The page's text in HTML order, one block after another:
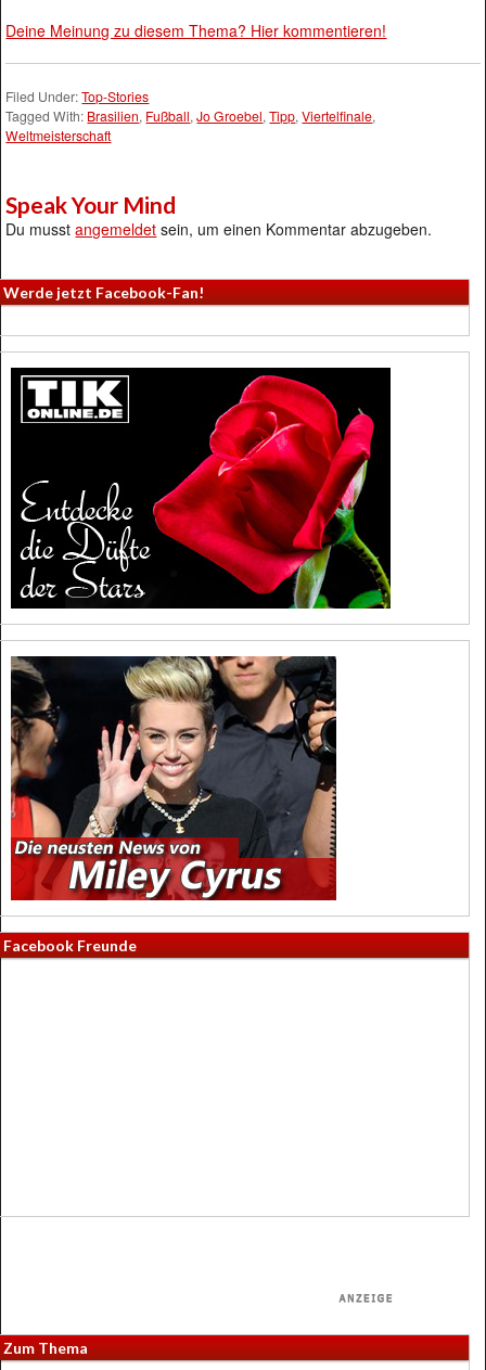
Deine Meinung zu diesem Thema? Hier kommentieren!
Filed Under:Top-Stories
Tagged With: Brasilien, Fußball,Jo Groebel,Tipp,Viertelfinale,
Weltmeisterschaft
Speak Your Mind
Du musstangemeldet sein, um einen Kommentar abzugeben.
Werde jetzt Facebook-Fan!
Facebook Freunde
Zum Thema